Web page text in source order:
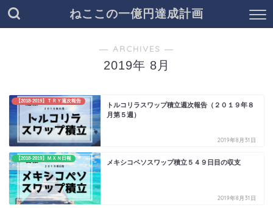
ねここの一億円達成計画
― ARCHIVES ―
2019年 8月
【2018-2019】ＴＲＹ週次報告
トルコリラスワップ積立週次報告（２０１９年８
月第５週）
2019年8月31日
【2018-2019】ＭＸＮ日報
メキシコペソスワップ積立５４９日目の収支
2019年8月31日